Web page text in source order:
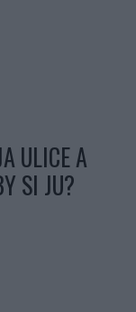
ULICE A
SI JU?